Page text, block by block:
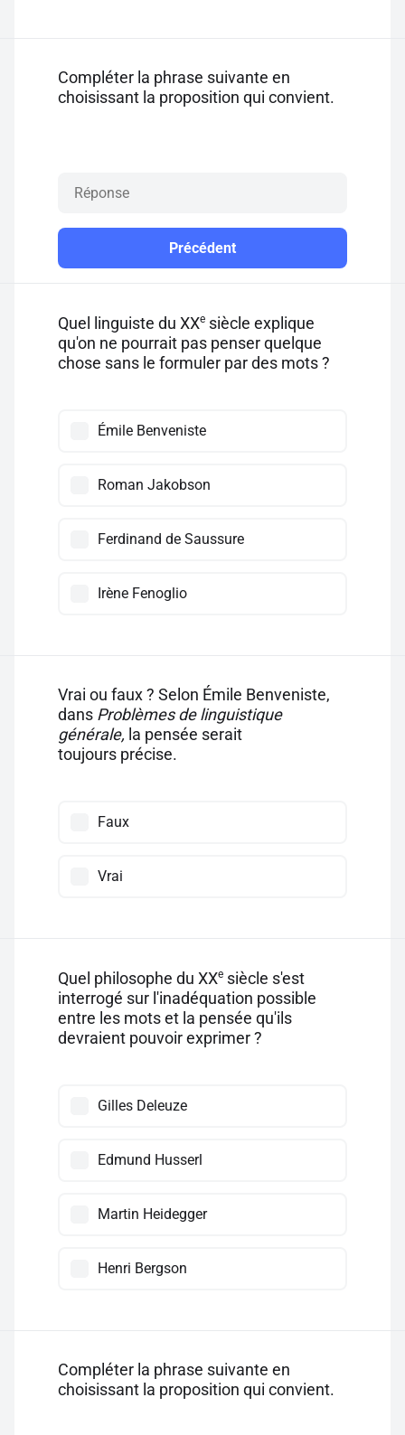
Compléter la phrase suivante en
choisissant la proposition qui convient.
Précédent
Quel linguiste du XXe siècle explique
qu'on ne pourrait pas penser quelque
chose sans le formuler par des mots ?
Émile Benveniste
Roman Jakobson
Ferdinand de Saussure
Irène Fenoglio
Vrai ou faux ? Selon Émile Benveniste,
dans Problèmes de linguistique
générale, la pensée serait
toujours précise.
Faux
Vrai
Quel philosophe du XXe siècle s'est
interrogé sur l'inadéquation possible
entre les mots et la pensée qu'ils
devraient pouvoir exprimer ?
Gilles Deleuze
Edmund Husserl
Martin Heidegger
Henri Bergson
Compléter la phrase suivante en
choisissant la proposition qui convient.